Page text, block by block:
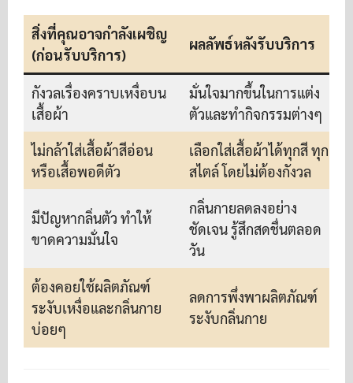
สิ่งที่คุณอาจกำลังเผชิญ
(ก่อนรับบริการ)
ผลลัพธ์หลังรับบริการ
กังวลเรื่องคราบเหงื่อบน
เสื้อผ้า
มั่นใจมากขึ้นในการแต่ง
ตัวและทำกิจกรรมต่างๆ
ไม่กล้าใส่เสื้อผ้าสีอ่อน
หรือเสื้อพอดีตัว
เลือกใส่เสื้อผ้าได้ทุกสี ทุก
สไตล์ โดยไม่ต้องกังวล
มีปัญหากลิ่นตัว ทำให้
ขาดความมั่นใจ
กลิ่นกายลดลงอย่าง
ชัดเจน รู้สึกสดชื่นตลอด
วัน
ต้องคอยใช้ผลิตภัณฑ์
ระงับเหงื่อและกลิ่นกาย
บ่อยๆ
ลดการพึ่งพาผลิตภัณฑ์
ระงับกลิ่นกาย